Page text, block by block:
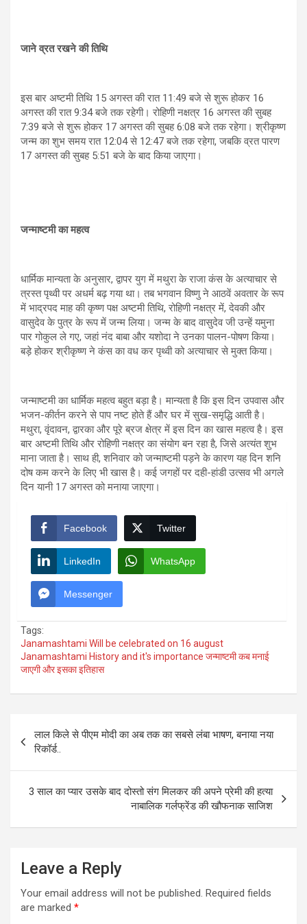
जाने व्रत रखने की तिथि
इस बार अष्टमी तिथि 15 अगस्त की रात 11:49 बजे से शुरू होकर 16
अगस्त की रात 9:34 बजे तक रहेगी। रोहिणी नक्षत्र 16 अगस्त की सुबह
7:39 बजे से शुरू होकर 17 अगस्त की सुबह 6:08 बजे तक रहेगा। श्रीकृष्ण
जन्म का शुभ समय रात 12:04 से 12:47 बजे तक रहेगा, जबकि व्रत पारण
17 अगस्त की सुबह 5:51 बजे के बाद किया जाएगा।
जन्माष्टमी का महत्व
धार्मिक मान्यता के अनुसार, द्वापर युग में मथुरा के राजा कंस के अत्याचार से
त्रस्त पृथ्वी पर अधर्म बढ़ गया था। तब भगवान विष्णु ने आठवें अवतार के रूप
में भाद्रपद माह की कृष्ण पक्ष अष्टमी तिथि, रोहिणी नक्षत्र में, देवकी और
वासुदेव के पुत्र के रूप में जन्म लिया। जन्म के बाद वासुदेव जी उन्हें यमुना
पार गोकुल ले गए, जहां नंद बाबा और यशोदा ने उनका पालन-पोषण किया।
बड़े होकर श्रीकृष्ण ने कंस का वध कर पृथ्वी को अत्याचार से मुक्त किया।
जन्माष्टमी का धार्मिक महत्व बहुत बड़ा है। मान्यता है कि इस दिन उपवास और
भजन-कीर्तन करने से पाप नष्ट होते हैं और घर में सुख-समृद्धि आती है।
मथुरा, वृंदावन, द्वारका और पूरे ब्रज क्षेत्र में इस दिन का खास महत्व है। इस
बार अष्टमी तिथि और रोहिणी नक्षत्र का संयोग बन रहा है, जिसे अत्यंत शुभ
माना जाता है। साथ ही, शनिवार को जन्माष्टमी पड़ने के कारण यह दिन शनि
दोष कम करने के लिए भी खास है। कई जगहों पर दही-हांडी उत्सव भी अगले
दिन यानी 17 अगस्त को मनाया जाएगा।
Facebook Twitter
LinkedIn WhatsApp
Messenger
Tags:
Janamashtami Will be celebrated on 16 august
Janamashtami History and it's importance जन्माष्टमी कब मनाई
जाएगी और इसका इतिहास
navigation
लाल किले से पीएम मोदी का अब तक का सबसे लंबा भाषण, बनाया नया
रिकॉर्ड..
3 साल का प्यार उसके बाद दोस्तो संग मिलकर की अपने प्रेमी की हत्या
नाबालिक गर्लफ्रेंड की खौफनाक साजिश
Leave a Reply
Your email address will not be published. Required fields
are marked *